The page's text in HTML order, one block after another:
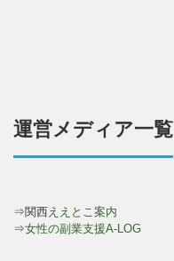
運営メディア一覧
⇒関西ええとこ案内
⇒女性の副業支援A-LOG